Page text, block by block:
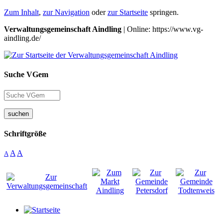
Zum Inhalt, zur Navigation oderzur Startseite springen.
Verwaltungsgemeinschaft Aindling | Online: https://www.vg-
aindling.de/
Suche VGem
suchen
Schriftgröße
A A A